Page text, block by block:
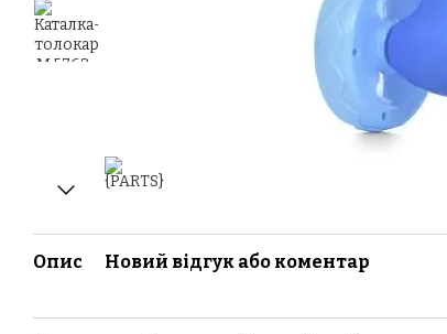
Опис Новий відгук або коментар